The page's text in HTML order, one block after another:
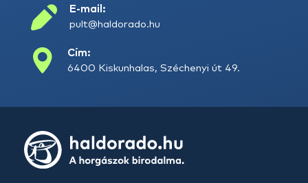
E-mail:
pult@haldorado.hu
Cím:
6400 Kiskunhalas, Széchenyi út 49.